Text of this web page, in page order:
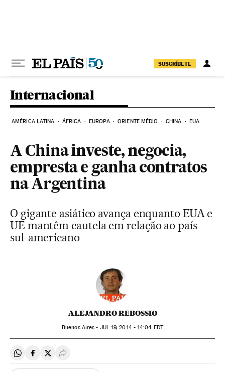
SUSCRÍBETE
Internacional
AMÉRICA LATINA ÁFRICA EUROPA ORIENTE MÉDIO CHINA EUA
A China investe, negocia,
empresta e ganha contratos
na Argentina
O gigante asiático avança enquanto EUA e
UE mantêm cautela em relação ao país
sul-americano
ALEJANDRO REBOSSIO
Buenos Aires - JUL19, 2014 - 14:04 EDT
Compartir en Whatsapp
Compartir en Facebook
Compartir en Twitter
Desplegar Redes Sociales